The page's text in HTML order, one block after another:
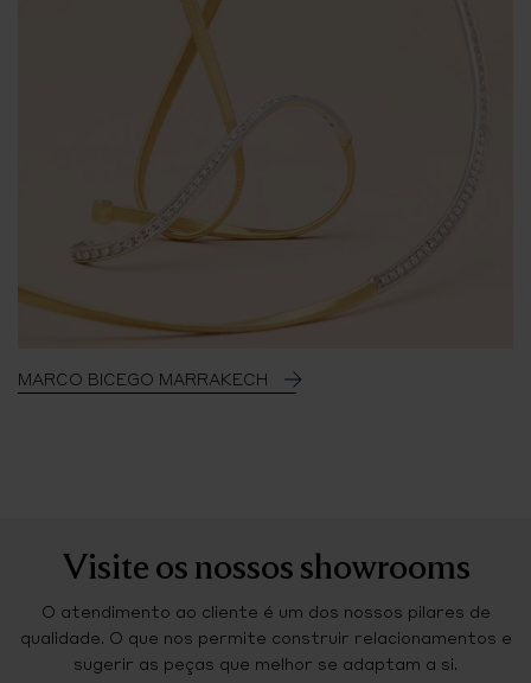
MARCO BICEGO MARRAKECH
Visite os nossos showrooms
O atendimento ao cliente é um dos nossos pilares de
qualidade. O que nos permite construir relacionamentos e
sugerir as peças que melhor se adaptam a si.